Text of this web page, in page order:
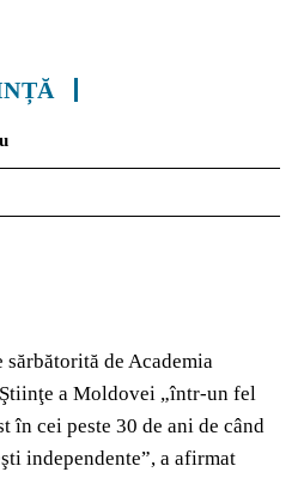
de Academia
a Moldovei „într-un fel
în cei peste 30 de ani de când
independente”, a afirmat